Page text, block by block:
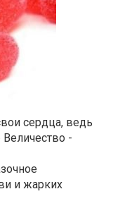
сердца, ведь
Величество -
и жарких